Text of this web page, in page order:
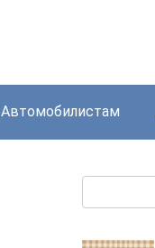
Автомобилистам